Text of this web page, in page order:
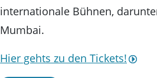
internationale Bühnen,
Mumbai.
Hier gehts zu den Tickets!